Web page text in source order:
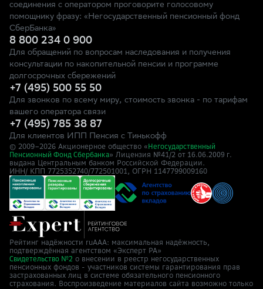
соединения с оператором проговорите голосовому
помощнику фразу: «Негосударственный пенсионный фонд
СберБанка»
8 800 234 0 900
Для обращений по вопросам наследования и получения
консультации по накопительной пенсии и программе
долгосрочных сбережений
+7 (495) 500 55 50
Для звонков по всему миру, стоимость звонка - по тарифам
вашего оператора связи
+7 (495) 785 38 87
Для клиентов ИПП Пенсия с Тинькофф
© 2009–2026 Акционерное общество « Негосударственный
Пенсионный Фонд Сбербанка» Лицензия №41/2 от 16.06.2009 г.
выдана Центральным банком Российской Федерации.
ИНН/ КПП 7725352740/772501001, ОГРН 1147799009160
Рейтинг надёжности ruAAA: максимальная надёжность,
подтверждённая агентством «Эксперт РА»
Свидетельство №2 о внесении в реестр негосударственных
пенсионных фондов - участников системы гарантирования прав
застрахованных лиц в системе обязательного пенсионного
страхования. Воспроизведение материалов сайта возможно только